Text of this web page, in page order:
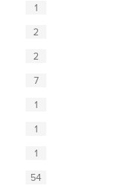
1
2
2
7
1
1
1
54